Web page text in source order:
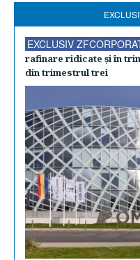
EXCLUSIV
rafinare ridicate şi în
din trimestrul trei